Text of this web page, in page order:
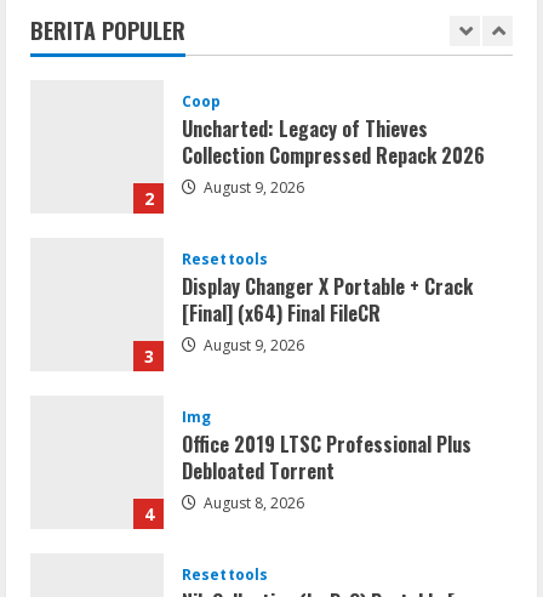
BERITA POPULER
1
2
Coop
Uncharted: Legacy of Thieves
Collection Compressed Repack 2026
August 9, 2026
3
Resettools
Display Changer X Portable + Crack
[Final] (x64) Final FileCR
August 9, 2026
4
Img
Office 2019 LTSC Professional Plus
Debloated Tоrrеnt
August 8, 2026
Resettools